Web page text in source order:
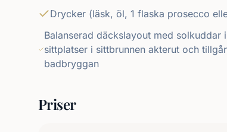
Drycker (läsk, öl, 1 flaska prosecco
Balanserad däckslayout med solkuddar
sittplatser i sittbrunnen akterut och
badbryggan
Priser